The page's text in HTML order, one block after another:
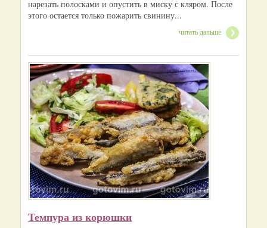
нарезать полосками и опустить в миску с кляром. После
этого остается только пожарить свинину...
читать дальше
Темпура из корюшки